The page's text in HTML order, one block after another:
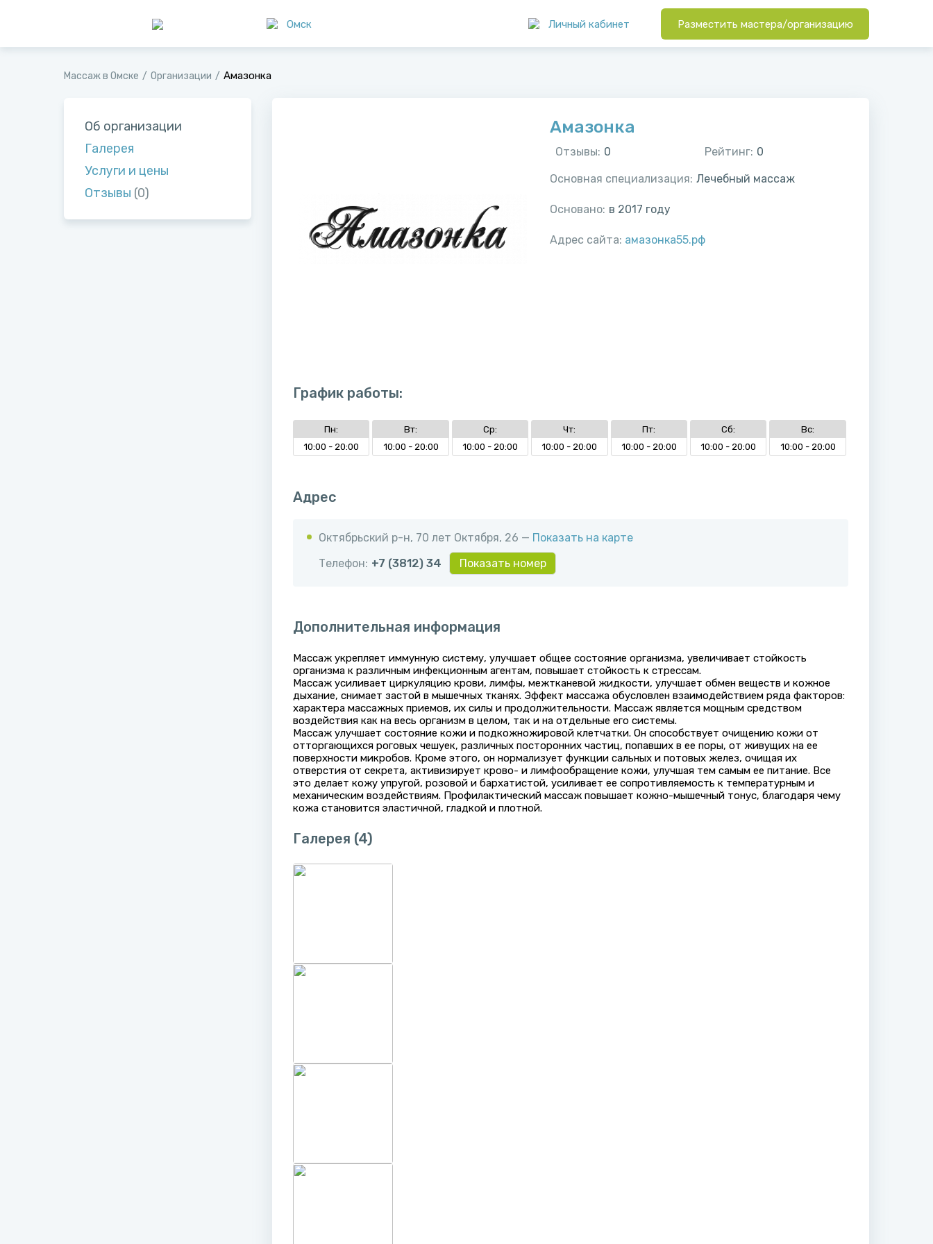
Омск Личный кабинет Разместить мастера/организацию
Массаж в Омске Организации Амазонка
Об организации
Галерея
Услуги и цены
Отзывы (0)
Амазонка
Отзывы: 0 Рейтинг: 0
Основная специализация: Лечебный массаж
Основано: в 2017 году
Адрес сайта: амазонка55.рф
График работы:
Пн:
10:00 - 20:00
Вт:
10:00 - 20:00
Ср:
10:00 - 20:00
Чт:
10:00 - 20:00
Пт:
10:00 - 20:00
Сб:
10:00 - 20:00
Вс:
10:00 - 20:00
Адрес
Октябрьский р-н, ​70 лет Октября, 26 — Показать на карте
Телефон: +7 (3812) 34 Показать номер
Дополнительная информация
Массаж укрепляет иммунную систему, улучшает общее состояние организма, увеличивает стойкость
организма к различным инфекционным агентам, повышает стойкость к стрессам.
Массаж усиливает циркуляцию крови, лимфы, межтканевой жидкости, улучшает обмен веществ и кожное
дыхание, снимает застой в мышечных тканях. Эффект массажа обусловлен взаимодействием ряда факторов:
характера массажных приемов, их силы и продолжительности. Массаж является мощным средством
воздействия как на весь организм в целом, так и на отдельные его системы.
Массаж улучшает состояние кожи и подкожножировой клетчатки. Он способствует очищению кожи от
отторгающихся роговых чешуек, различных посторонних частиц, попавших в ее поры, от живущих на ее
поверхности микробов. Кроме этого, он нормализует функции сальных и потовых желез, очищая их
отверстия от секрета, активизирует крово- и лимфообращение кожи, улучшая тем самым ее питание. Все
это делает кожу упругой, розовой и бархатистой, усиливает ее сопротивляемость к температурным и
механическим воздействиям. Профилактический массаж повышает кожно-мышечный тонус, благодаря чему
кожа становится эластичной, гладкой и плотной.
Галерея (4)